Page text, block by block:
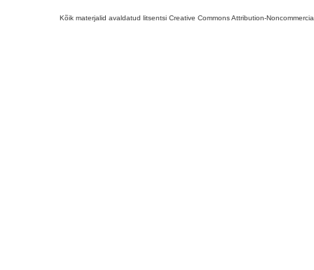
Kõik materjalid avaldatud litsentsi Creative Commons Attribution-